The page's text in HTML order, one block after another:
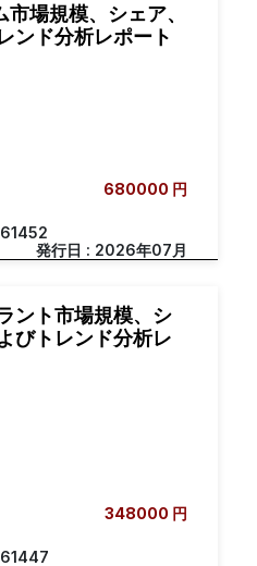
場規模、シェア、
ンド分析レポート
680000 円
発行日 : 2026年07月
ント市場規模、シ
びトレンド分析レ
348000 円